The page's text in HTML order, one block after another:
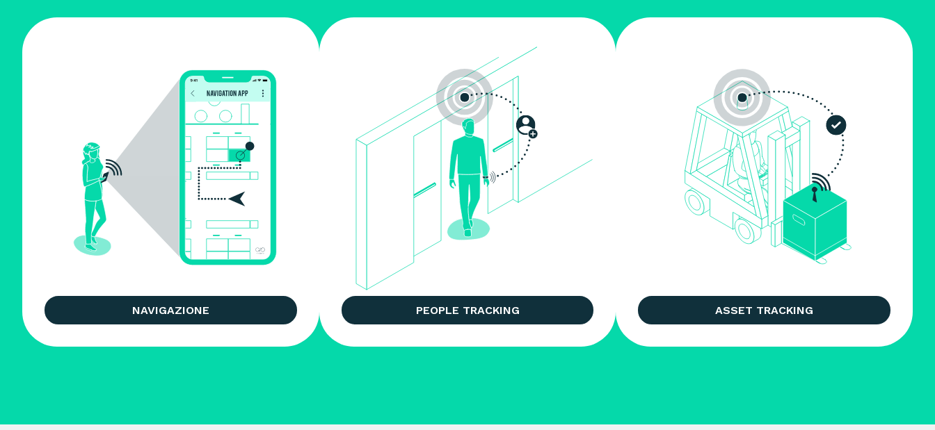
NAVIGAZIONE PEOPLE TRACKING ASSET TRACKING